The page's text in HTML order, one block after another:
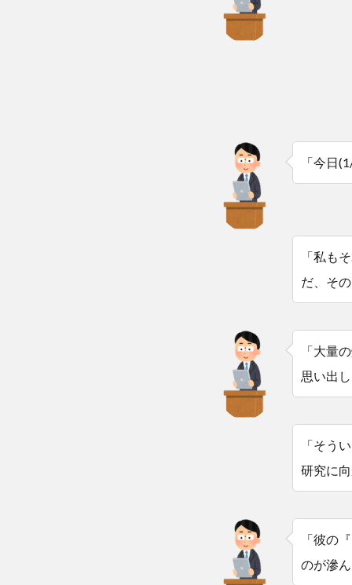
「今日
「私も
だ、そ
「大量
思い出
「そう
研究に
「彼の
のが滲